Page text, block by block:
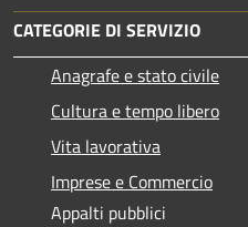
CATEGORIE DI SERVIZIO
Anagrafe e stato civile
Cultura e tempo libero
Vita lavorativa
Imprese e Commercio
Appalti pubblici